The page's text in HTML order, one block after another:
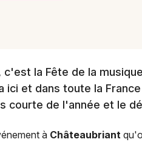
c'est la Fête de la
ici et dans toute la
courte de l'année et le
à Châteaubriant